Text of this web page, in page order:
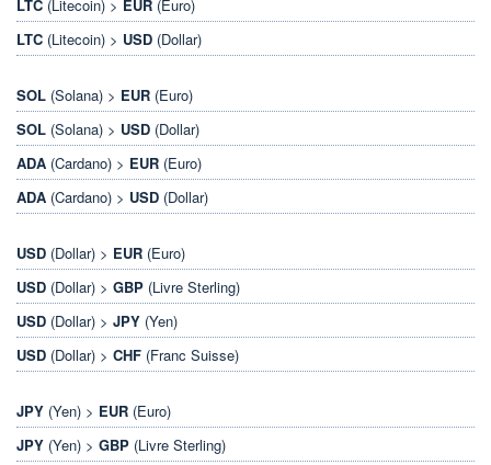
LTC (Litecoin) > EUR (Euro)
LTC (Litecoin) > USD (Dollar)
SOL (Solana) > EUR (Euro)
SOL (Solana) > USD (Dollar)
ADA (Cardano) > EUR (Euro)
ADA (Cardano) > USD (Dollar)
USD (Dollar) > EUR (Euro)
USD (Dollar) > GBP (Livre Sterling)
USD (Dollar) > JPY (Yen)
USD (Dollar) > CHF (Franc Suisse)
JPY (Yen) > EUR (Euro)
JPY (Yen) > GBP (Livre Sterling)